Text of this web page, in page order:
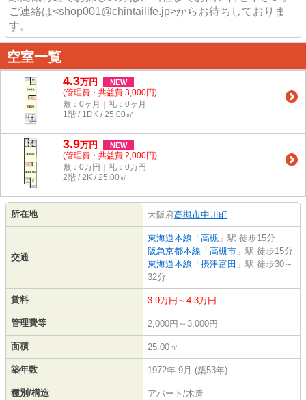
ご連絡は<shop001@chintailife.jp>からお待ちしておりま
す。
空室一覧
4.3万円 NEW
(管理費・共益費 3,000円)
敷：0ヶ月｜礼：0ヶ月
1階 / 1DK / 25.00㎡
3.9万円 NEW
(管理費・共益費 2,000円)
敷：0万円｜礼：0万円
2階 / 2K / 25.00㎡
所在地 大阪府高槻市中川町
交通
東海道本線 「 高槻 」駅 徒歩15分
阪急京都本線 「 高槻市 」駅 徒歩15分
東海道本線 「 摂津富田 」駅 徒歩30～
32分
賃料 3.9万円～4.3万円
管理費等 2,000円～3,000円
面積 25.00㎡
築年数 1972年 9月 (築53年)
種別/構造 アパート/木造